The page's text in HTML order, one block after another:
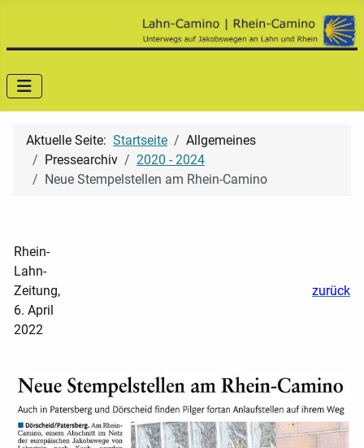
Aktuelle Seite: Startseite
Allgemeines
Pressearchiv
2020 - 2024
Neue Stempelstellen am Rhein-Camino
Rhein-
Lahn-
Zeitung,
6. April
2022
zurück